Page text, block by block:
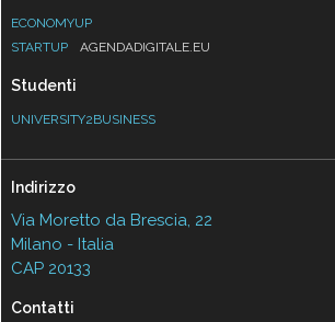
ECONOMYUP
STARTUP
AGENDADIGITALE.EU
Studenti
UNIVERSITY2BUSINESS
Indirizzo
Via Moretto da Brescia, 22
Milano - Italia
CAP 20133
Contatti